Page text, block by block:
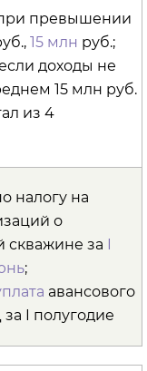
при превышении
15 млн руб.;
доходы не
15 млн руб.
из 4
налогу на
о
скважине за I
;
авансового
I полугодие